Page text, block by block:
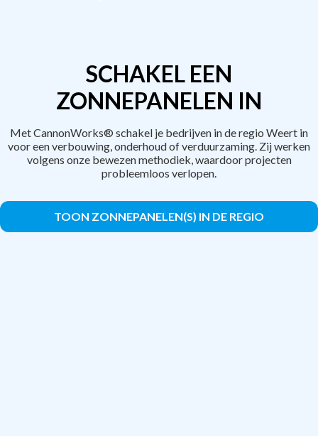
SCHAKEL EEN
ZONNEPANELEN IN
Met CannonWorks® schakel je bedrijven in de regio Weert in
voor een verbouwing, onderhoud of verduurzaming. Zij werken
volgens onze bewezen methodiek, waardoor projecten
probleemloos verlopen.
TOON ZONNEPANELEN(S) IN DE REGIO